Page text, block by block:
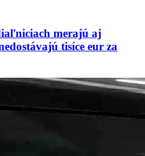
merajú aj
tisíce eur za